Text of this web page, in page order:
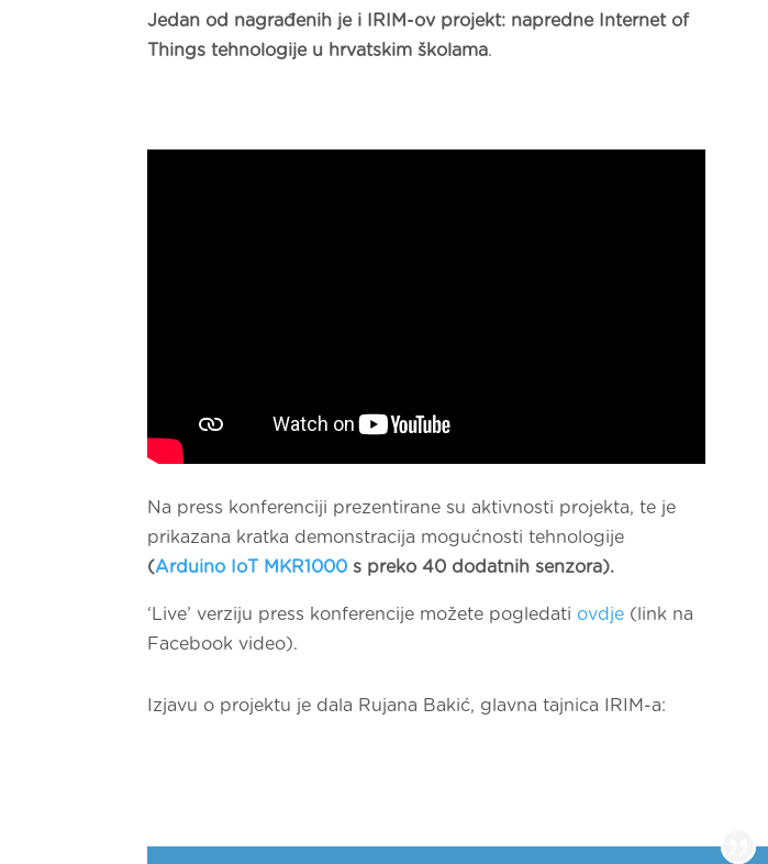
Jedan od nagrađenih je i IRIM-ov projekt: napredne Internet of
Things tehnologije u hrvatskim školama.
Na press konferenciji prezentirane su aktivnosti projekta, te je
prikazana kratka demonstracija mogućnosti tehnologije
(Arduino IoT MKR1000 s preko 40 dodatnih senzora).
‘Live’ verziju press konferencije možete pogledati ovdje (link na
Facebook video).
Izjavu o projektu je dala Rujana Bakić, glavna tajnica IRIM-a: